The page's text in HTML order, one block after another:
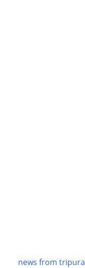
news from tripura